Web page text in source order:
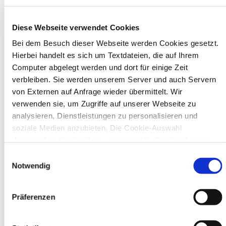
Diese Webseite verwendet Cookies
Bei dem Besuch dieser Webseite werden Cookies gesetzt.
Hierbei handelt es sich um Textdateien, die auf Ihrem
Computer abgelegt werden und dort für einige Zeit
verbleiben. Sie werden unserem Server und auch Servern
von Externen auf Anfrage wieder übermittelt. Wir
verwenden sie, um Zugriffe auf unserer Webseite zu
analysieren, Dienstleistungen zu personalisieren und
soziale Medien anzubieten. Die Cookie-Auswahl
(USA) mit unzureichendem Datenschutzniveau verarbeiten.
Überwachungszwecken von anderen missbraucht werden,
ohne dass Sie sich mit einem Rechtsbehelf hiervor
Notwendig
Präferenzen
In Recklinghausen gibt es verschiedene
Museen zu entdecken, darunter das
Kunsthalle.
Bürgerbeteiligung
Online-Beteiligungsportal der
Stadtverwaltung
es Möglichkeiten, sich an